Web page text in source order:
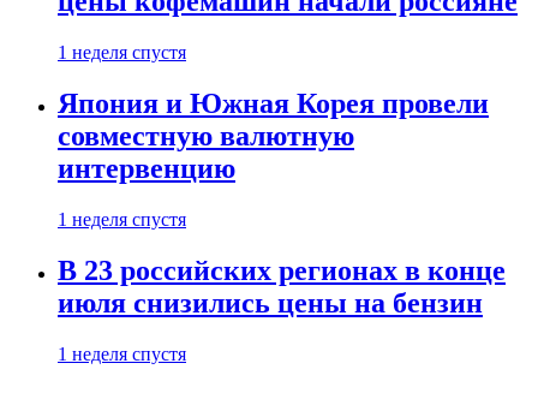
1 неделя спустя
Япония и Южная Корея провели
совместную валютную
интервенцию
1 неделя спустя
В 23 российских регионах в конце
июля снизились цены на бензин
1 неделя спустя